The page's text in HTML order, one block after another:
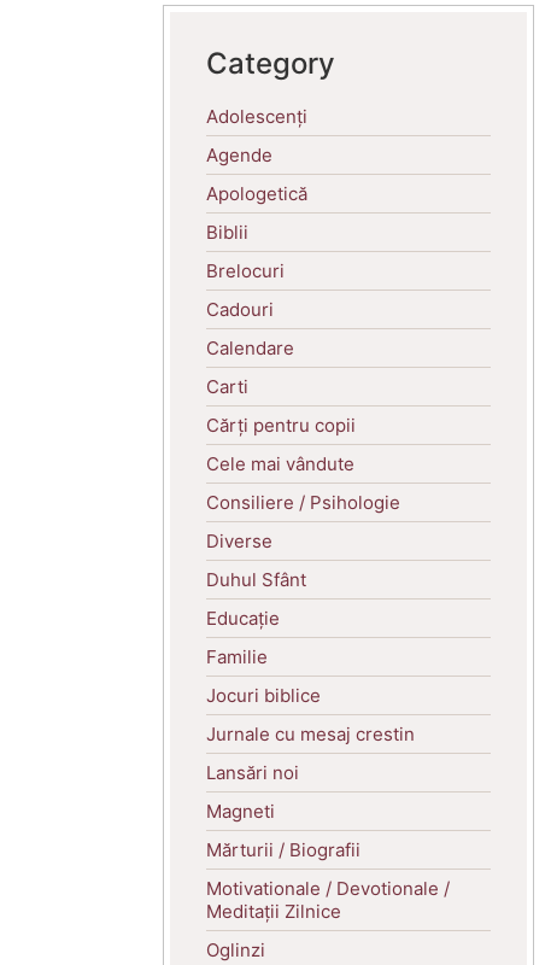
Category
Adolescenți
Agende
Apologetică
Biblii
Brelocuri
Cadouri
Calendare
Carti
Cărți pentru copii
Cele mai vândute
Consiliere / Psihologie
Diverse
Duhul Sfânt
Educație
Familie
Jocuri biblice
Jurnale cu mesaj crestin
Lansări noi
Magneti
Mărturii / Biografii
Motivationale / Devotionale /
Meditații Zilnice
Oglinzi